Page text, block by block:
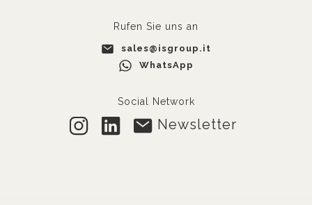
Rufen Sie uns an
sales@isgroup.it
WhatsApp
Social Network
Newsletter